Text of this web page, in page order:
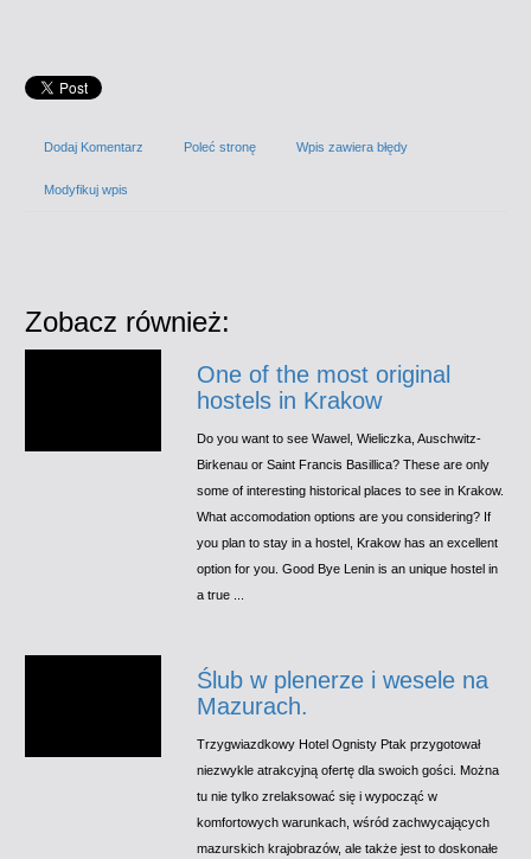
Dodaj Komentarz Poleć stronę Wpis zawiera błędy
Modyfikuj wpis
Zobacz również:
One of the most original
hostels in Krakow
Do you want to see Wawel, Wieliczka, Auschwitz-
Birkenau or Saint Francis Basillica? These are only
some of interesting historical places to see in Krakow.
What accomodation options are you considering? If
you plan to stay in a hostel, Krakow has an excellent
option for you. Good Bye Lenin is an unique hostel in
a true ...
Ślub w plenerze i wesele na
Mazurach.
Trzygwiazdkowy Hotel Ognisty Ptak przygotował
niezwykle atrakcyjną ofertę dla swoich gości. Można
tu nie tylko zrelaksować się i wypocząć w
komfortowych warunkach, wśród zachwycających
mazurskich krajobrazów, ale także jest to doskonałe